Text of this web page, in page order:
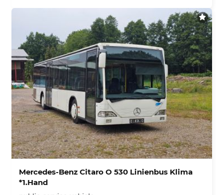
Mercedes-Benz Citaro O 530 Linienbus Klima
*1.Hand